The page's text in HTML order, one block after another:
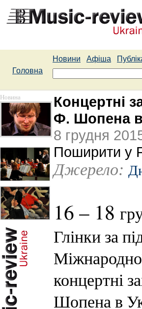
Новини Афіша
Головна
Новина
Концертні
Ф. Шопена в
8 грудня
Поширити у
Джерело:
16 – 18
Глінки за
концертні
Шопена в